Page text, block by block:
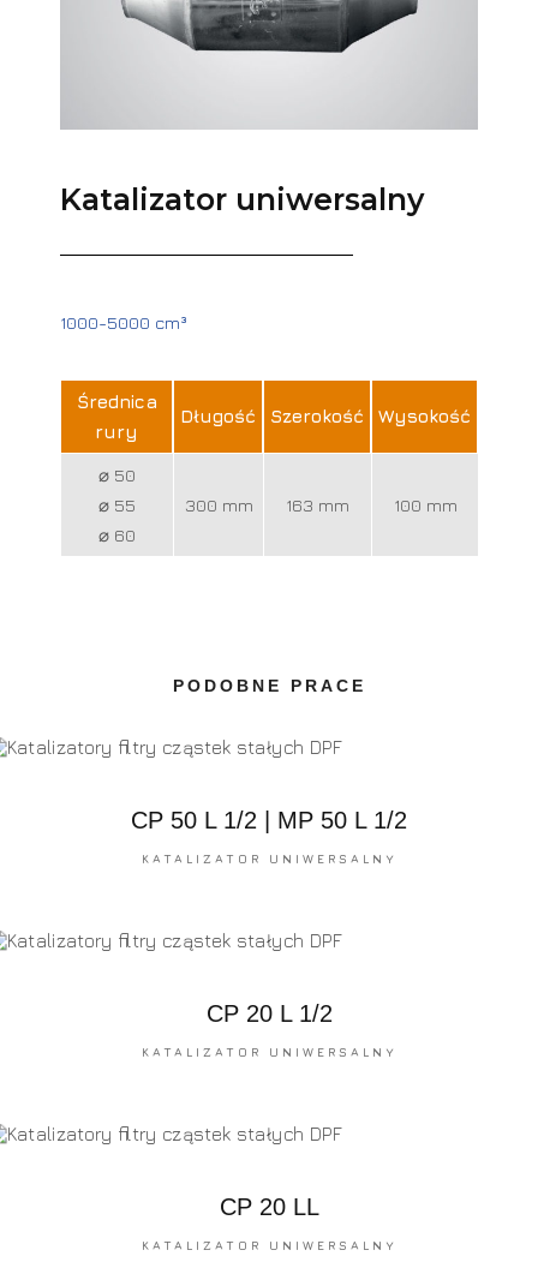
Katalizator uniwersalny
1000-5000 cm³
Średnica
rury
Długość Szerokość Wysokość
⌀ 50
⌀ 55
⌀ 60
300 mm 163 mm 100 mm
PODOBNE PRACE
CP 50 L 1/2 | MP 50 L 1/2
KATALIZATOR UNIWERSALNY
CP 20 L 1/2
KATALIZATOR UNIWERSALNY
CP 20 LL
KATALIZATOR UNIWERSALNY